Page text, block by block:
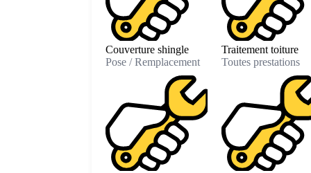
Couverture shingle
Pose / Remplacement
Traitement toiture
Toutes prestations